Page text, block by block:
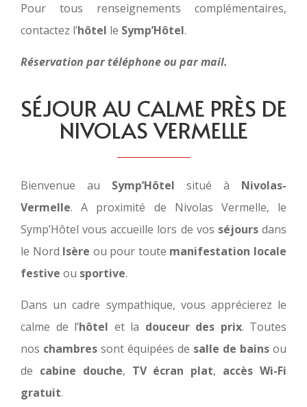
Pour tous renseignements complémentaires,
contactez l’hôtel le Symp’Hôtel.
Réservation par téléphone ou par mail.
SÉJOUR AU CALME PRÈS DE
NIVOLAS VERMELLE
Bienvenue au Symp’Hôtel situé à Nivolas-
Vermelle. A proximité de Nivolas Vermelle, le
Symp’Hôtel vous accueille lors de vos séjoursdans
le Nord Isère ou pour toute manifestation locale
festive ou sportive.
Dans un cadre sympathique, vous apprécierez le
calme de l’hôtel et la douceur des prix. Toutes
nos chambres sont équipées de salle de bains ou
de cabine douche, TV écran plat, accès Wi-Fi
gratuit.